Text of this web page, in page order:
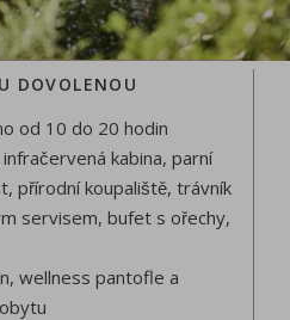
DOVOLENOU
od 10 do 20 hodin
kabina, parní
přírodní koupaliště, trávník
servisem, bufet s ořechy,
wellness pantofle a